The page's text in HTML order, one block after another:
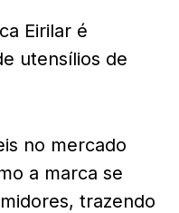
Eirilar é
utensílios de
no mercado
a marca se
trazendo